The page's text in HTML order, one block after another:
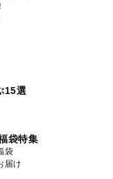
15選
袋特集
袋
届け